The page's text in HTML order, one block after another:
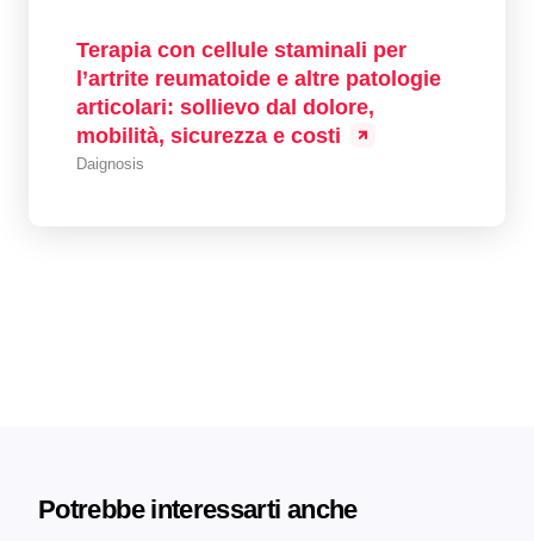
Terapia con cellule staminali per
l’artrite reumatoide e altre patologie
articolari: sollievo dal dolore,
mobilità, sicurezza e costi
Daignosis
Potrebbe interessarti anche